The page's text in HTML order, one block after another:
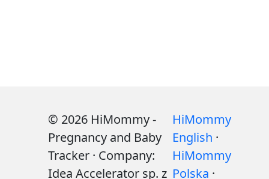
© 2026 HiMommy -
Pregnancy and Baby
Tracker · Company:
Idea Accelerator sp. z
HiMommy
English ·
HiMommy
Polska ·